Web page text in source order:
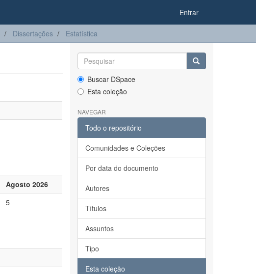
Entrar
Dissertações Estatística
Agosto 2026
5
Buscar DSpace
Esta coleção
NAVEGAR
Todo o repositório
Comunidades e Coleções
Por data do documento
Autores
Títulos
Assuntos
Tipo
Esta coleção